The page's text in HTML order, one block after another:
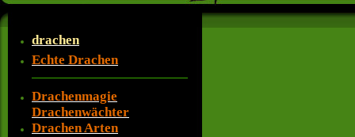
drachen
Echte Drachen
Drachenmagie
Drachenwächter
Drachen Arten